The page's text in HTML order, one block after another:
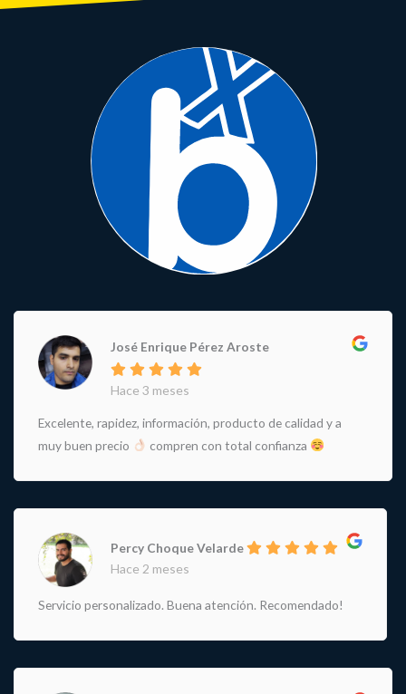
José Enrique Pérez Aroste
Hace 3 meses
Excelente, rapidez, información, producto de calidad y a
muy buen precio
compren con total confianza
Percy Choque Velarde
Hace 2 meses
Servicio personalizado. Buena atención. Recomendado!